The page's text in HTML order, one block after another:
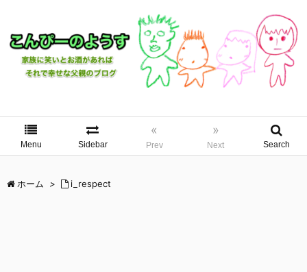
Menu Sidebar
«
Prev
»
Next Search
ホーム > i_respect